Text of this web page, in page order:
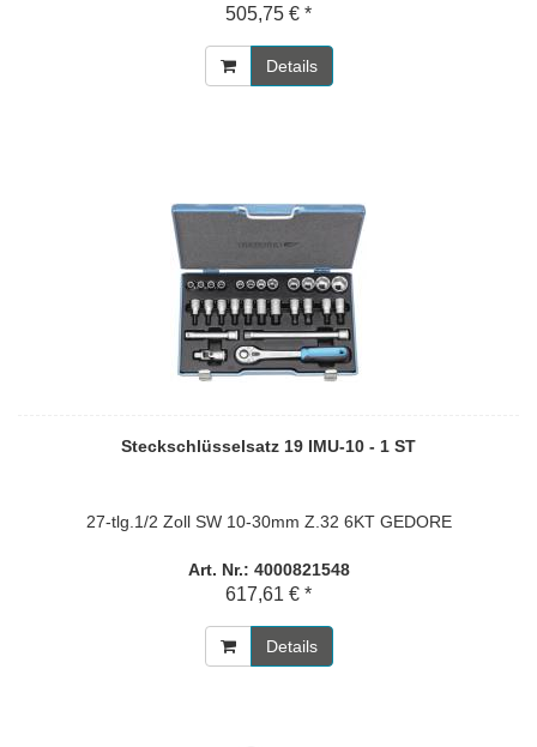
505,75 € *
Details
Steckschlüsselsatz 19 IMU-10 - 1 ST
27-tlg.1/2 Zoll SW 10-30mm Z.32 6KT GEDORE
Art. Nr.: 4000821548
617,61 € *
Details